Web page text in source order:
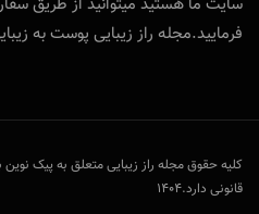
فرمایید.مجله راز زیبایی پوست به
کلیه حقوق مجله راز زیبایی متعلق به پیک نوین
قانونی دارد.1404